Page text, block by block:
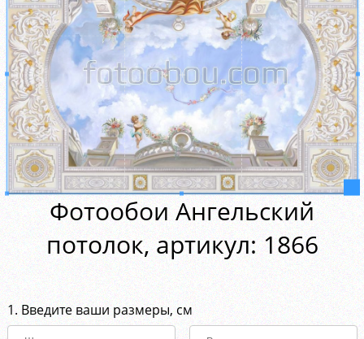
Фотообои Ангельский
потолок, aртикул: 1866
1. Введите ваши размеры, см